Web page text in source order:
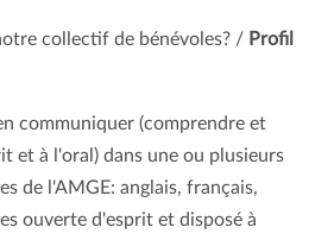
collectif de bénévoles? / Profil
communiquer (comprendre et
et à l'oral) dans une ou plusieurs
de l'AMGE: anglais, français,
ouverte d'esprit et disposé à